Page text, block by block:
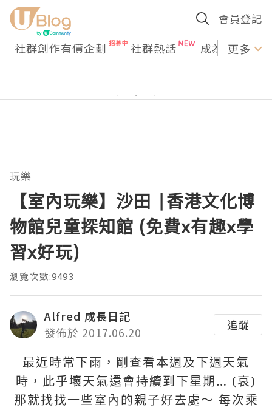
會員登記
社群創作有價企劃 社群熱話 成為U更多
玩樂
【室內玩樂】沙田 |香港文化博
物館兒童探知館 (免費x有趣x學
習x好玩)
瀏覽次數:9493
Alfred 成長日記
發佈於 2017.06.20
追蹤
最近時常下雨，剛查看本週及下週天氣
時，此乎壞天氣還會持續到下星期… (哀)
那就找找一些室內的親子好去處～ 每次乘